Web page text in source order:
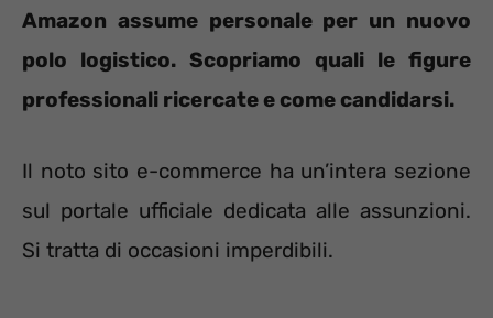
Amazon assume personale per un nuovo
polo logistico. Scopriamo quali le figure
professionali ricercate e come candidarsi.
Il noto sito e-commerce ha un’intera sezione
sul portale ufficiale dedicata alle assunzioni.
Si tratta di occasioni imperdibili.